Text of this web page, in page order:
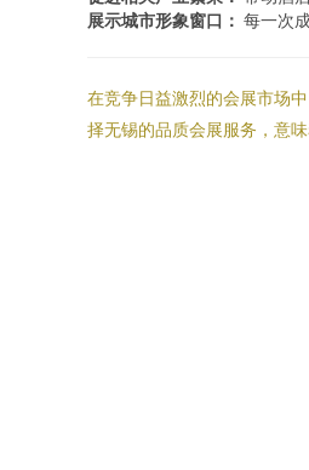
展示城市形象窗口： 每一次
在竞争日益激烈的会展市场
择无锡的品质会展服务，意